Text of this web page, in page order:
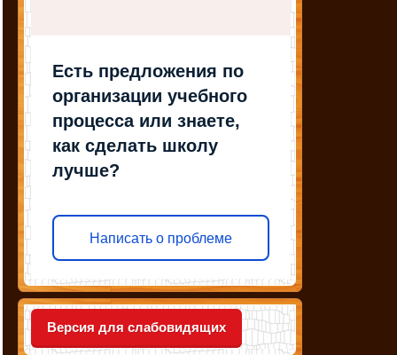
Есть предложения по
организации учебного
процесса или знаете,
как сделать школу
лучше?
Написать о проблеме
Версия для слабовидящих